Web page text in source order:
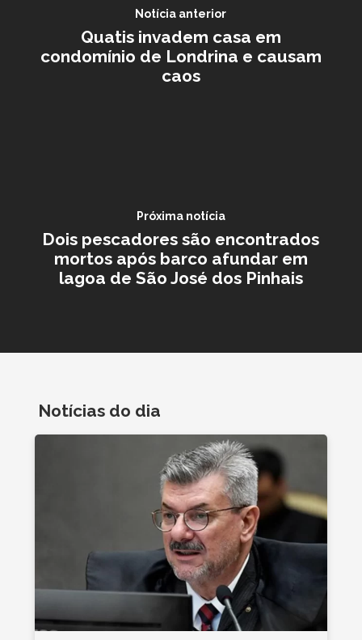
Notícia anterior
Quatis invadem casa em
condomínio de Londrina e causam
caos
Próxima notícia
Dois pescadores são encontrados
mortos após barco afundar em
lagoa de São José dos Pinhais
Notícias do dia